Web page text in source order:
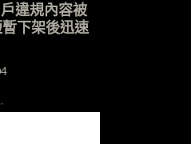
違規內容被
下架後迅速